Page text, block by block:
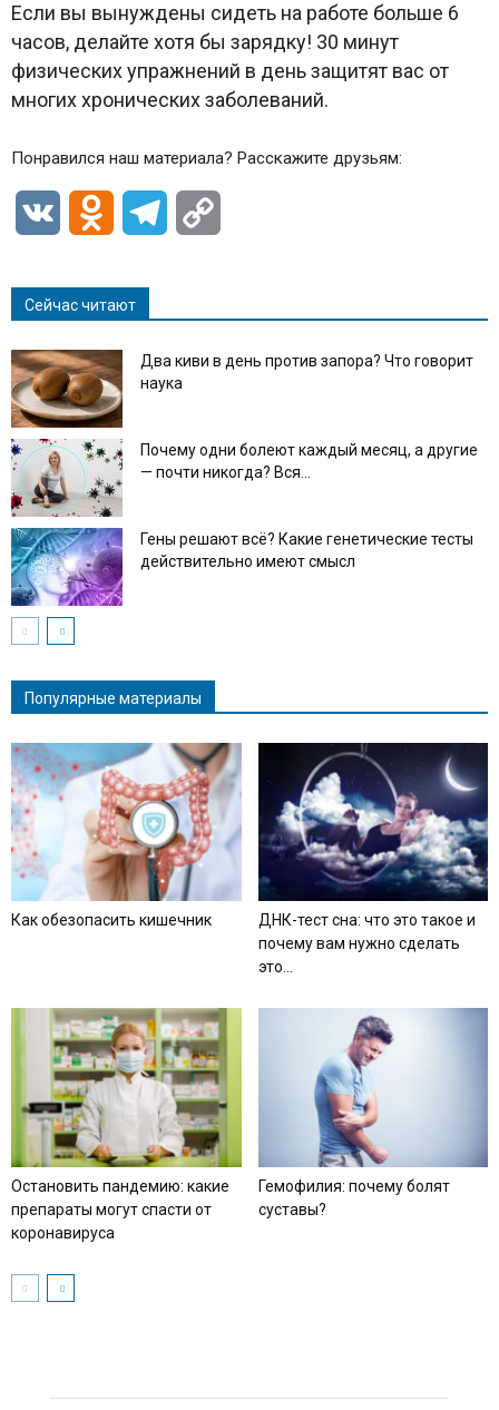
Если вы вынуждены сидеть на работе больше 6
часов, делайте хотя бы зарядку! 30 минут
физических упражнений в день защитят вас от
многих хронических заболеваний.
Понравился наш материала? Расскажите друзьям:
VK Odnoklassniki
Telegram
Сейчас читают
Два киви в день против запора? Что говорит
наука
Почему одни болеют каждый месяц, а другие
— почти никогда? Вся...
Гены решают всё? Какие генетические тесты
действительно имеют смысл
Популярные материалы
Как обезопасить кишечник
ДНК-тест сна: что это такое и
почему вам нужно сделать
это...
Остановить пандемию: какие
препараты могут спасти от
коронавируса
Гемофилия: почему болят
суставы?